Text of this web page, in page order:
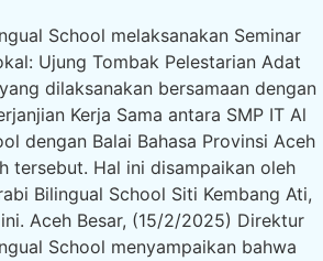
School melaksanakan Seminar
Ujung Tombak Pelestarian Adat
dilaksanakan bersamaan dengan
Kerja Sama antara SMP IT Al
dengan Balai Bahasa Provinsi Aceh
tersebut. Hal ini disampaikan oleh
Bilingual School Siti Kembang Ati,
Aceh Besar, (15/2/2025) Direktur
School menyampaikan bahwa